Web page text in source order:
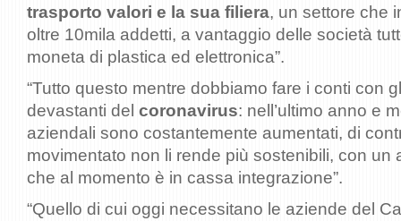
trasporto valori e la sua filiera, un settore che
oltre 10mila addetti, a vantaggio delle società
moneta di plastica ed elettronica”.
“Tutto questo mentre dobbiamo fare i conti con
devastanti del coronavirus: nell’ultimo anno e
aziendali sono costantemente aumentati, di
movimentato non li rende più sostenibili, con un
che al momento è in cassa integrazione”.
“Quello di cui oggi necessitano le aziende del